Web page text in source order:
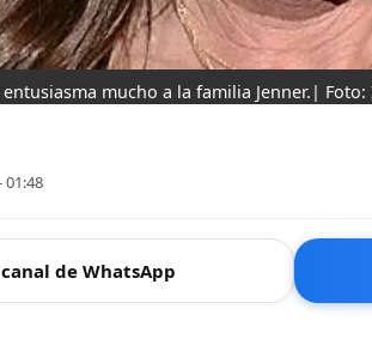
mucho a la familia Jenner.|
01:48
de WhatsApp